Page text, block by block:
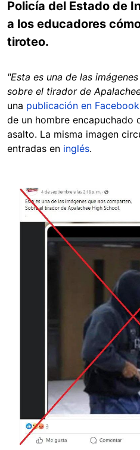
Policía del Estado de
a los educadores
tiroteo.
"Esta es una de las
sobre el tirador de
una publicación en Facebook
de un hombre encapuchado
asalto. La misma imagen
entradas en inglés.
Image